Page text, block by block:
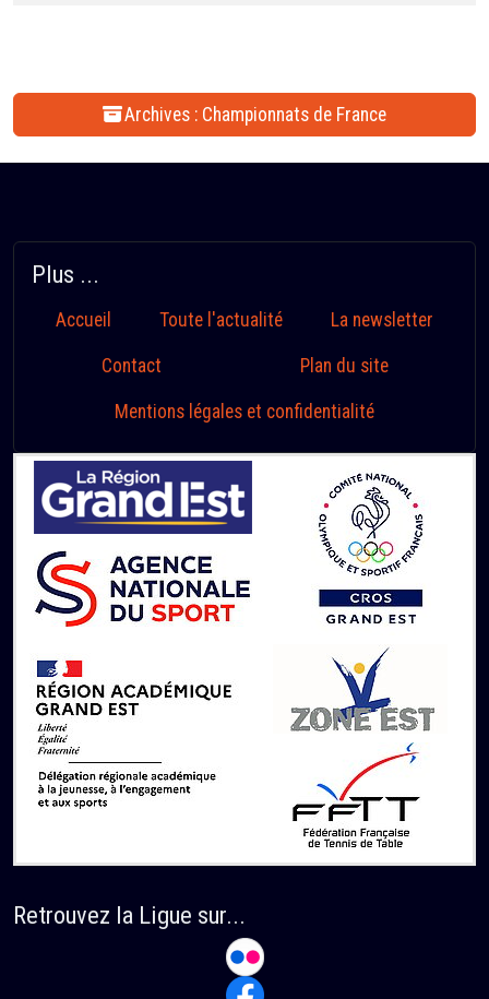
Archives : Championnats de France
Plus ...
Accueil Toute l'actualité La newsletter
Contact Plan du site
Mentions légales et confidentialité
Retrouvez la Ligue sur...